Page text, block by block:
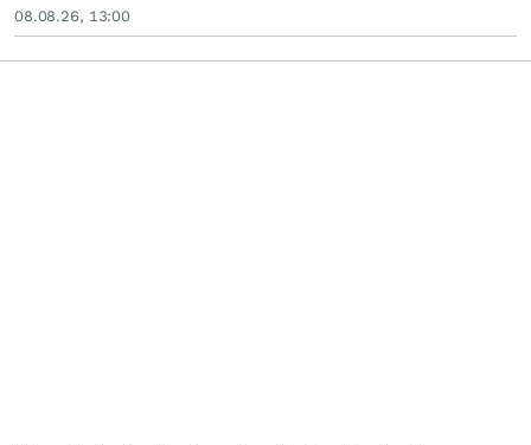
08.08.26, 13:00